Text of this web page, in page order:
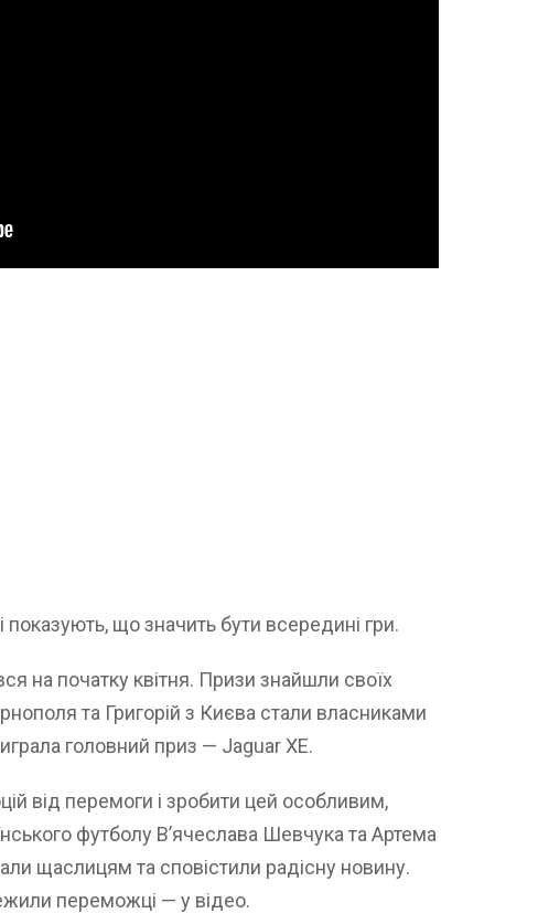
показують, що значить бути всередині гри.
на початку квітня. Призи знайшли своїх
та Григорій з Києва стали власниками
головний приз — Jaguar XE.
від перемоги і зробити цей особливим,
футболу В’ячеслава Шевчука та Артема
щаслицям та сповістили радісну новину.
переможці — у відео.